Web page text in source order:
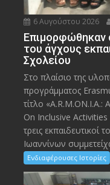
6 Αυγούστου 2026
Eπιμορφώθηκαν
του άγχους
Σχολείου
Στο πλαίσιο της
προγράμματος
τίτλο
On Inclusive
τρεις
Ιωαννίνων
Ενδιαφέρουσες Ιστορίες